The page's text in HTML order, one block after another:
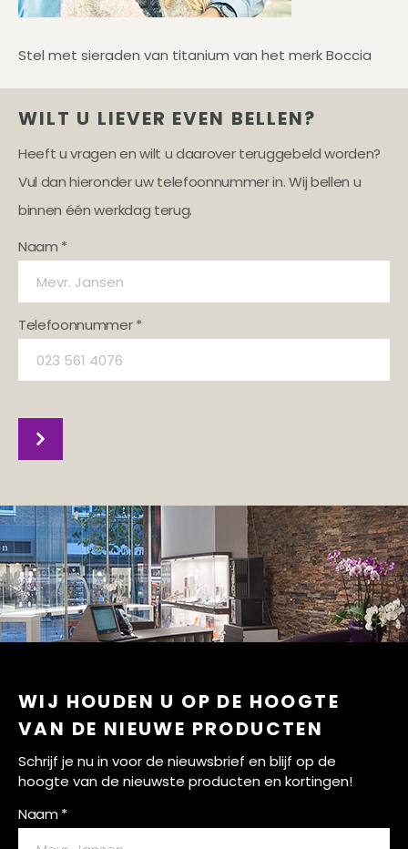
Stel met sieraden van titanium van het merk Boccia
WILT U LIEVER EVEN BELLEN?
Heeft u vragen en wilt u daarover teruggebeld worden?
Vul dan hieronder uw telefoonnummer in. Wij bellen u
binnen één werkdag terug.
Naam *
Telefoonnummer *
WIJ HOUDEN U OP DE HOOGTE
VAN DE NIEUWE PRODUCTEN
Schrijf je nu in voor de nieuwsbrief en blijf op de
hoogte van de nieuwste producten en kortingen!
Naam *